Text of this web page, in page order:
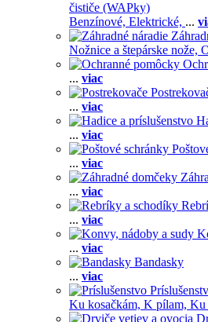
čističe (WAPky)
Benzínové, Elektrické, ...
Nožnice a štepárske nože,
... viac
... viac
... viac
... viac
... viac
... viac
... viac
Bandasky
... viac
Ku kosačkám, K pílam, Ku